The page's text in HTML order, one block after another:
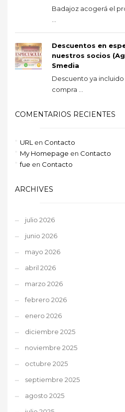
Badajoz acogerá el
Descuentos en
nuestros socios
Smedia
Descuento ya
compra ...
COMENTARIOS RECIENTES
URL en Contacto
My Homepage en Contacto
fue en Contacto
ARCHIVES
julio 2026
junio 2026
mayo 2026
abril 2026
marzo 2026
febrero 2026
enero 2026
diciembre 2025
noviembre 2025
octubre 2025
septiembre 2025
agosto 2025